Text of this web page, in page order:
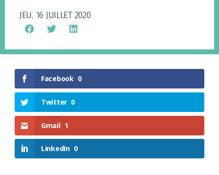
JEU. 16 JUILLET 2020
Facebook 0
Twitter 0
Gmail 1
LinkedIn 0